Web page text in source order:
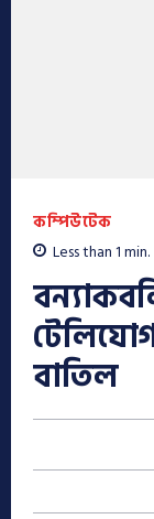
কম্পিউটেক
Less than 1min.
বাতিল